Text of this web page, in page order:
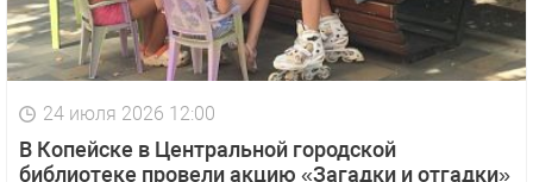
24 июля 2026 12:00
В Копейске в Центральной городской
библиотеке провели акцию «Загадки и отгадки»